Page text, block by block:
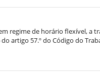
regime de horário flexível, a
artigo 57.º do Código do